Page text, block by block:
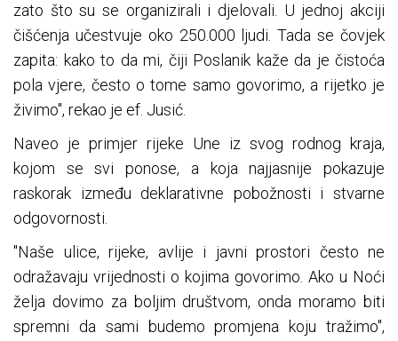
zato što su se organizirali i djelovali. U jednoj akciji
čišćenja učestvuje oko 250.000 ljudi. Tada se čovjek
zapita: kako to da mi, čiji Poslanik kaže da je čistoća
pola vjere, često o tome samo govorimo, a rijetko je
živimo", rekao je ef. Jusić.
Naveo je primjer rijeke Une iz svog rodnog kraja,
kojom se svi ponose, a koja najjasnije pokazuje
raskorak između deklarativne pobožnosti i stvarne
odgovornosti.
"Naše ulice, rijeke, avlije i javni prostori često ne
odražavaju vrijednosti o kojima govorimo. Ako u Noći
želja dovimo za boljim društvom, onda moramo biti
spremni da sami budemo promjena koju tražimo",